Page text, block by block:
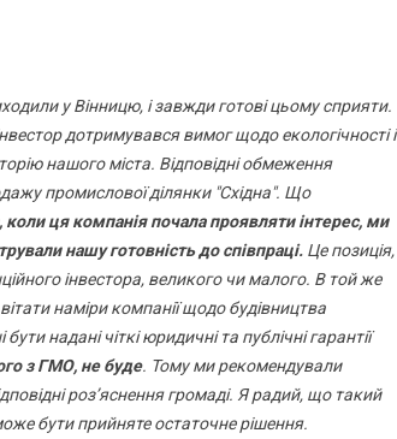
у Вінницю, і завжди готові цьому сприяти.
дотримувався вимог щодо екологічності і
нашого міста. Відповідні обмеження
промислової ділянки "Східна". Що
коли ця компанія почала проявляти інтерес, ми
нашу готовність до співпраці. Це позиція,
інвестора, великого чи малого. В той же
наміри компанії щодо будівництва
надані чіткі юридичні та публічні гарантії
з ГМО, не буде. Тому ми рекомендували
роз’яснення громаді. Я радий, що такий
бути прийняте остаточне рішення.